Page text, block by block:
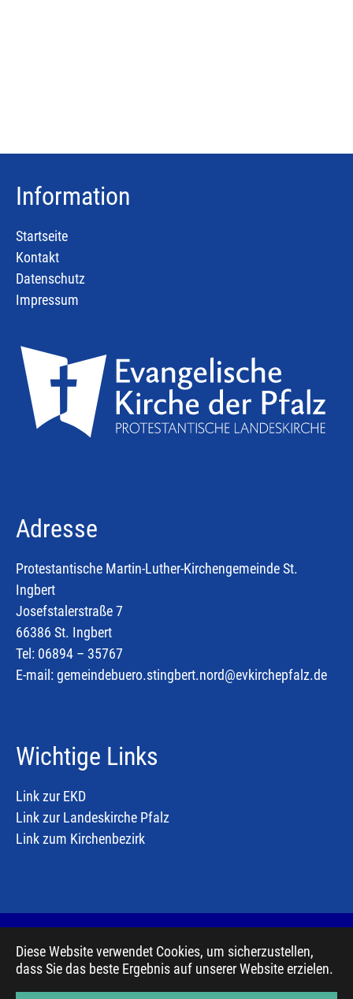
Diese Website verwendet Cookies, um sicherzustellen,
dass Sie das beste Ergebnis auf unserer Website erzielen.
Information
Startseite
Kontakt
Datenschutz
Impressum
Adresse
Protestantische Martin-Luther-Kirchengemeinde St.
Ingbert
Josefstalerstraße 7
66386 St. Ingbert
Tel: 06894 – 35767
E-mail:gemeindebuero.stingbert.nord@evkirchepfalz.de
Wichtige Links
Link zur EKD
Link zur Landeskirche Pfalz
Link zum Kirchenbezirk
© 2019, Evangelischer Mediendienst, basierend auf